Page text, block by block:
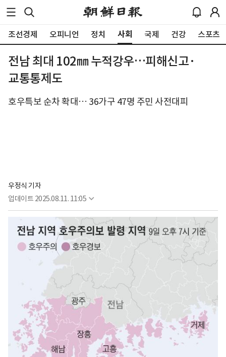
조선경제 오피니언 정치 사회 국제 건강 스포츠
전남 최대 102㎜ 누적강우…피해신고·
교통통제도
호우특보 순차 확대… 36가구 47명 주민 사전대피
우정식 기자
업데이트 2025.08.11. 11:05